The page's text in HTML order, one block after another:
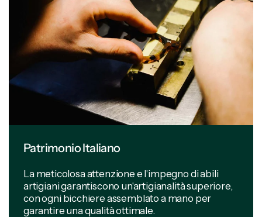
Patrimonio Italiano
La meticolosa attenzione e l'impegno di abili
artigiani garantiscono un'artigianalità superiore,
con ogni bicchiere assemblato a mano per
garantire una qualità ottimale.